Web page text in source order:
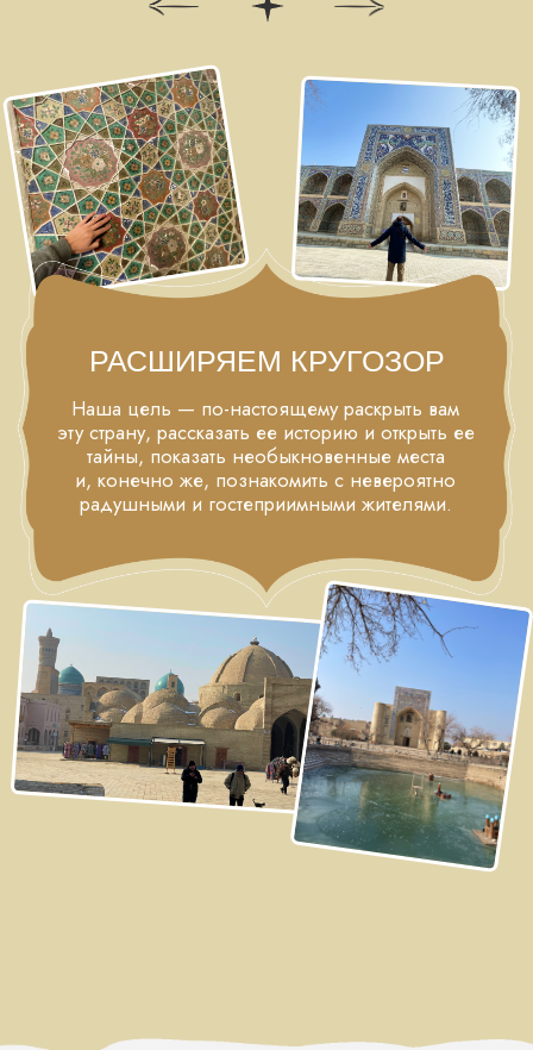
Мы снова отправимся на площадь Регистан.
При свете дня посмотрим изнутри на прекрасные
медресе, заглянем в самую большую мечеть
Средней Азии - Биби-Ханум. Сделаем фотографии
на фоне богатых усыпальниц комплекса Шахи Зинда
и полюбуемся великолепным убранством мавзолея
Гур Эмир, где покоится великий Тамерлан.
Эту ночь мы снова проведем в Самарканде
в колоритном отеле.
будущего плова. Дальше, под руководством
3 ДЕНЬ г. Бухара